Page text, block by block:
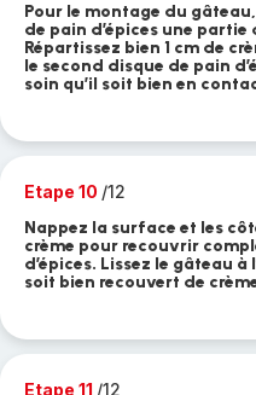
Pour le montage du
de pain d’épices une partie
Répartissez bien 1 cm de
le second disque de pain
soin qu’il soit bien en
Etape 10 /12
Nappez la surface et les
crème pour recouvrir
d’épices. Lissez le gâteau
soit bien recouvert de
Etape 11 /12